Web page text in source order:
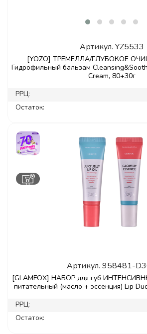
Артикул. YZ5533
[YOZO] ТРЕМЕЛЛА/ГЛУБОКОЕ
Гидрофильный бальзам
Cream, 80+30г
РРЦ:
Остаток:
Артикул. 958481-
[GLAMFOX] НАБОР для губ
питательный (масло + эссенция) Lip
РРЦ:
Остаток: